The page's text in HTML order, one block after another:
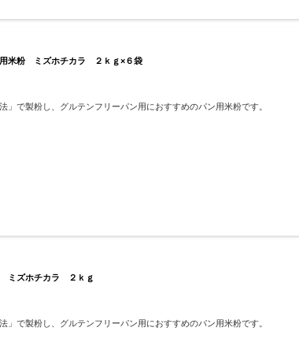
用米粉 ミズホチカラ ２ｋｇ×６袋
」で製粉し、グルテンフリーパン用におすすめのパン用米粉です。
ミズホチカラ ２ｋｇ
」で製粉し、グルテンフリーパン用におすすめのパン用米粉です。